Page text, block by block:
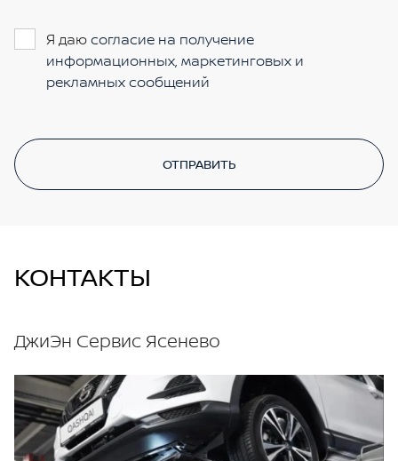
Я даюсогласие на получение
информационных, маркетинговых и
рекламных сообщений
ОТПРАВИТЬ
КОНТАКТЫ
ДжиЭн Сервис Ясенево